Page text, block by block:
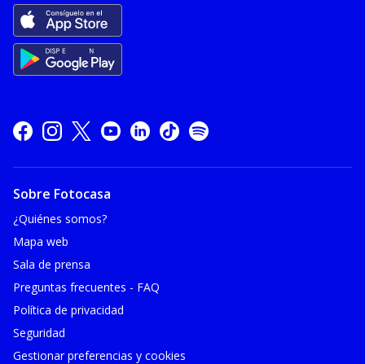
Sobre Fotocasa
¿Quiénes somos?
Mapa web
Sala de prensa
Preguntas frecuentes - FAQ
Política de privacidad
Seguridad
Gestionar preferencias y cookies